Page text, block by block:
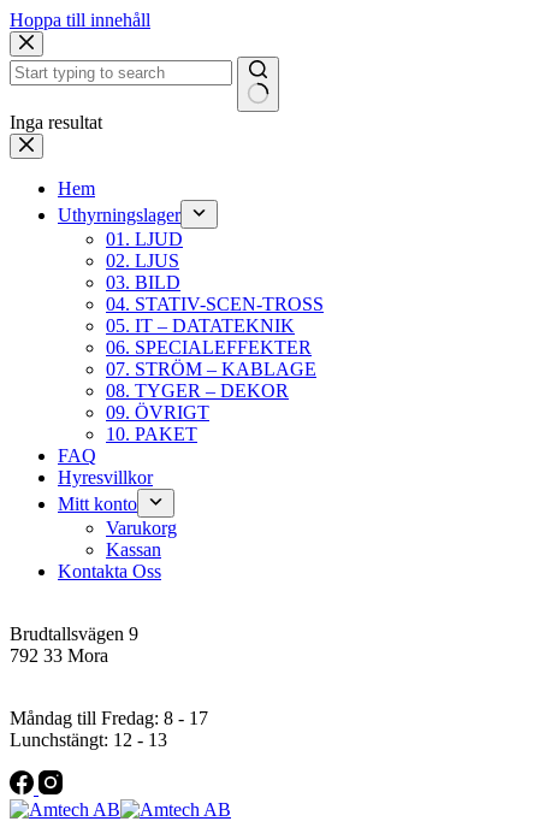
Hoppa till innehåll
Inga resultat
Hem
Uthyrningslager
01. LJUD
02. LJUS
03. BILD
04. STATIV-SCEN-TROSS
05. IT – DATATEKNIK
06. SPECIALEFFEKTER
07. STRÖM – KABLAGE
08. TYGER – DEKOR
09. ÖVRIGT
10. PAKET
FAQ
Hyresvillkor
Mitt konto
Varukorg
Kassan
Kontakta Oss
Brudtallsvägen 9
792 33 Mora
Måndag till Fredag: 8 - 17
Lunchstängt: 12 - 13